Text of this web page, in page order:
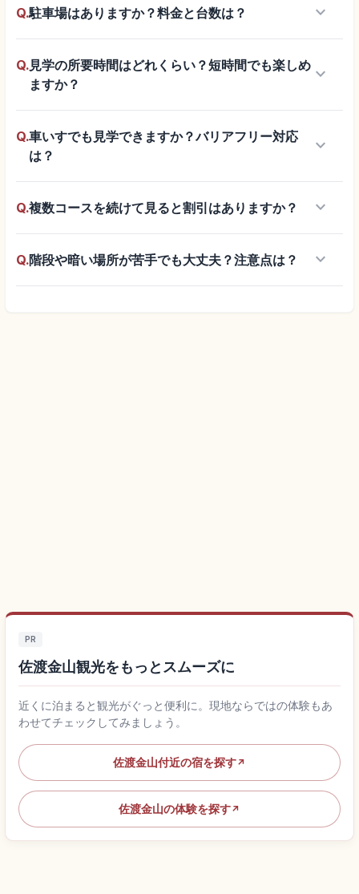
Q.駐車場はありますか？料金と台数は？ keyboard_arrow_down
Q.見学の所要時間はどれくらい？短時間でも楽しめ
ますか？
keyboard_arrow_down
Q.車いすでも見学できますか？バリアフリー対応
は？
keyboard_arrow_down
Q.複数コースを続けて見ると割引はありますか？ keyboard_arrow_down
Q.階段や暗い場所が苦手でも大丈夫？注意点は？ keyboard_arrow_down
PR
佐渡金山観光をもっとスムーズに
近くに泊まると観光がぐっと便利に。現地ならではの体験もあ
わせてチェックしてみましょう。
佐渡金山付近の宿を探す↗
佐渡金山の体験を探す↗